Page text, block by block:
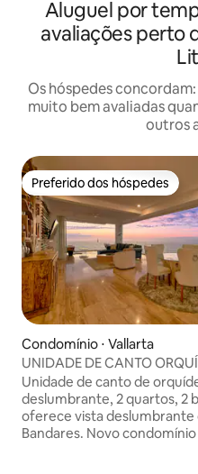
Aluguel por
avaliações perto
Os hóspedes
muito bem avaliadas
outros
Preferido dos hóspedes
Preferido dos hóspedes
Condomínio ⋅ Vallarta
UNIDADE DE CANTO
FRENTE DE PRAIA DE LUXO
Unidade de canto de
deslumbrante, 2 quartos, 2
oferece vista deslumbrante
Bandares. Novo